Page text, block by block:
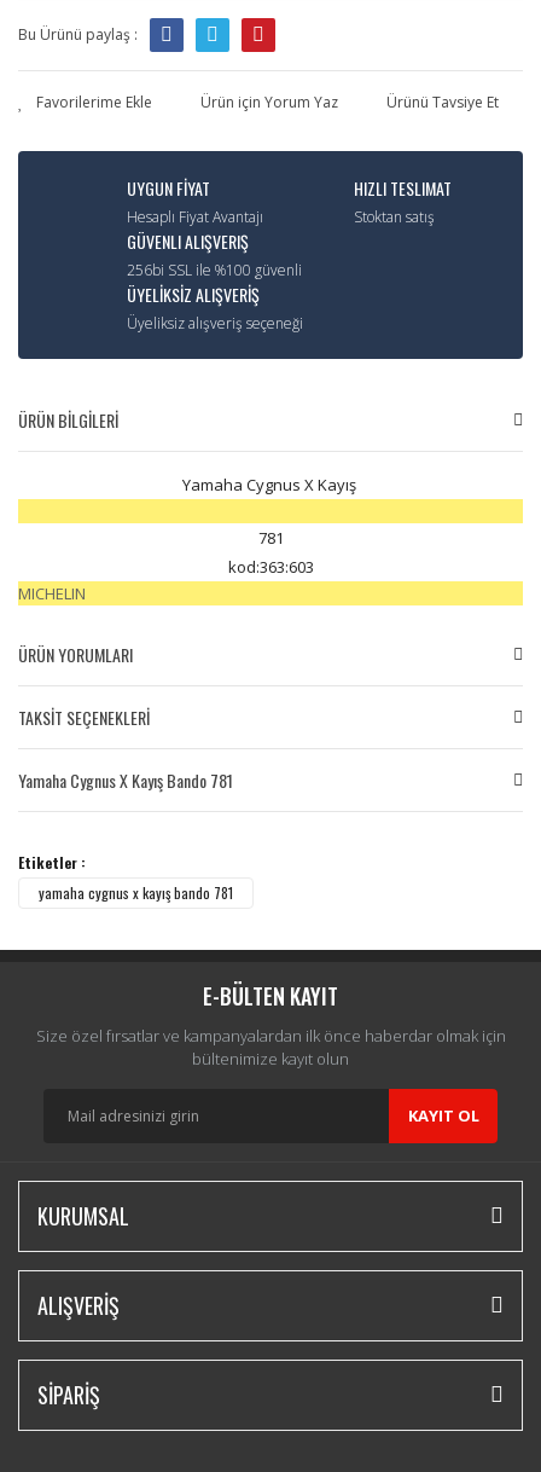
Bu Ürünü paylaş :
Ürün için Yorum Yaz Ürünü Tavsiye Et
UYGUN FİYAT
Hesaplı Fiyat Avantajı
HIZLI TESLIMAT
Stoktan satış
GÜVENLI ALIŞVERIŞ
256bi SSL ile %100 güvenli
ÜYELİKSİZ ALIŞVERİŞ
Üyeliksiz alışveriş seçeneği
ÜRÜN BİLGİLERİ
Yamaha Cygnus X Kayış
781
kod:363:603
MICHELIN
ÜRÜN YORUMLARI
Yorum Yaz
TAKSİT SEÇENEKLERİ
Yamaha Cygnus X Kayış Bando 781
Etiketler :
yamaha cygnus x kayış bando 781
E-BÜLTEN KAYIT
Size özel fırsatlar ve kampanyalardan ilk önce haberdar olmak için
bültenimize kayıt olun
KAYIT OL
KURUMSAL
ALIŞVERİŞ
SİPARİŞ